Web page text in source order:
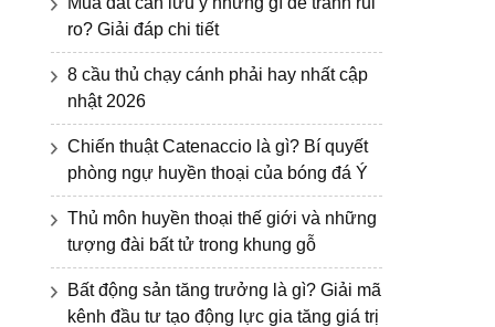
ro? Giải đáp chi tiết
8 cầu thủ chạy cánh phải hay nhất cập
nhật 2026
Chiến thuật Catenaccio là gì? Bí quyết
phòng ngự huyền thoại của bóng đá Ý
Thủ môn huyền thoại thế giới và những
tượng đài bất tử trong khung gỗ
Bất động sản tăng trưởng là gì? Giải mã
kênh đầu tư tạo động lực gia tăng giá trị